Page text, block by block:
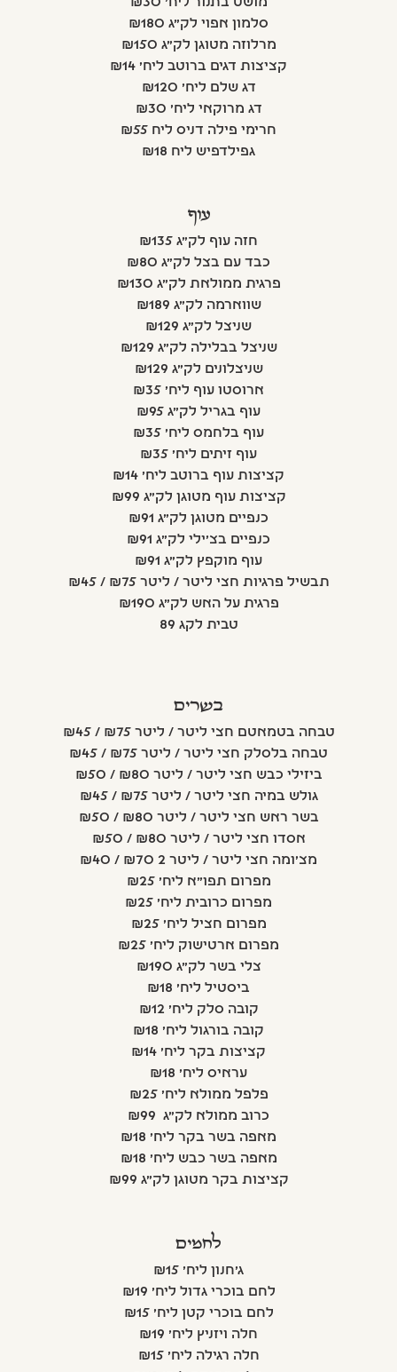
סלמון אפוי לק"ג ₪180
מרלוזה מטוגן לק"ג ₪150
קציצות דגים ברוטב ליח' ₪14
דג שלם ליח' ₪120
דג מרוקאי ליח' ₪30
חרימי פילה דניס ליח ₪55
גפילדפיש ליח ₪18
עוף
חזה עוף לק"ג ₪135
כבד עם בצל לק"ג ₪80
פרגית ממולאת לק"ג ₪130
שווארמה לק"ג ₪189
שניצל לק"ג ₪129
שניצל בבלילה לק"ג ₪129
שניצלונים לק"ג ₪129
ארוסטו עוף ליח' ₪35
עוף בגריל לק"ג ₪95
עוף בלחמס ליח' ₪35
עוף זיתים ליח' ₪35
קציצות עוף ברוטב ליח' ₪14
קציצות עוף מטוגן לק"ג ₪99
כנפיים מטוגן לק"ג ₪91
כנפיים בצ'ילי לק"ג ₪91
עוף מוקפץ לק"ג ₪91
תבשיל פרגיות חצי ליטר / ליטר ₪75 / ₪45
פרגית על האש לק"ג ₪190
טבית לקג 89
בשרים
טבחה בטמאטם חצי ליטר / ליטר ₪75 / ₪45
טבחה בלסלק חצי ליטר / ליטר ₪75 / ₪45
ביזילי כבש חצי ליטר / ליטר ₪80 / ₪50
גולש במיה חצי ליטר / ליטר ₪75 / ₪45
בשר ראש חצי ליטר / ליטר ₪80 / ₪50
אסדו חצי ליטר / ליטר ₪80 / ₪50
מצ'ומה חצי ליטר / ליטר 2 ₪70 / ₪40
מפרום תפו"א ליח' ₪25
מפרום כרובית ליח' ₪25
מפרום חציל ליח' ₪25
מפרום ארטישוק ליח' ₪25
צלי בשר לק"ג ₪190
ביסטיל ליח' ₪18
קובה סלק ליח' ₪12
קובה בורגול ליח' ₪18
קציצות בקר ליח' ₪14
עראיס ליח' ₪18
פלפל ממולא ליח' ₪25
כרוב ממולא לק"ג ₪99
מאפה בשר בקר ליח' ₪18
מאפה בשר כבש ליח' ₪18
קציצות בקר מטוגן לק"ג ₪99
לחמים
ג'חנון ליח' ₪15
לחם בוכרי גדול ליח' ₪19
לחם בוכרי קטן ליח' ₪15
חלה ויזניץ ליח' ₪19
חלה רגילה ליח' ₪15